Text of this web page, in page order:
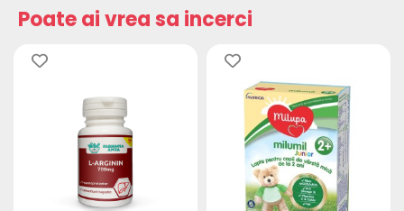
Poate ai vrea sa incerci